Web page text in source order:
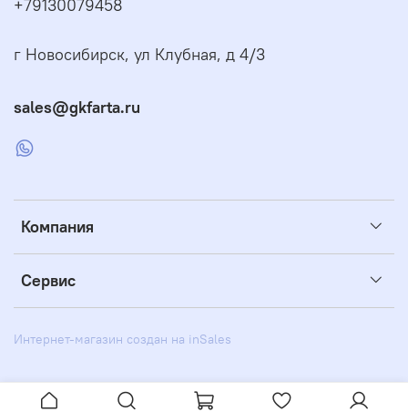
Компания
Сервис
+79130079458
г Новосибирск, ул Клубная, д 4/3
sales@gkfarta.ru
Интернет-магазин создан на inSales